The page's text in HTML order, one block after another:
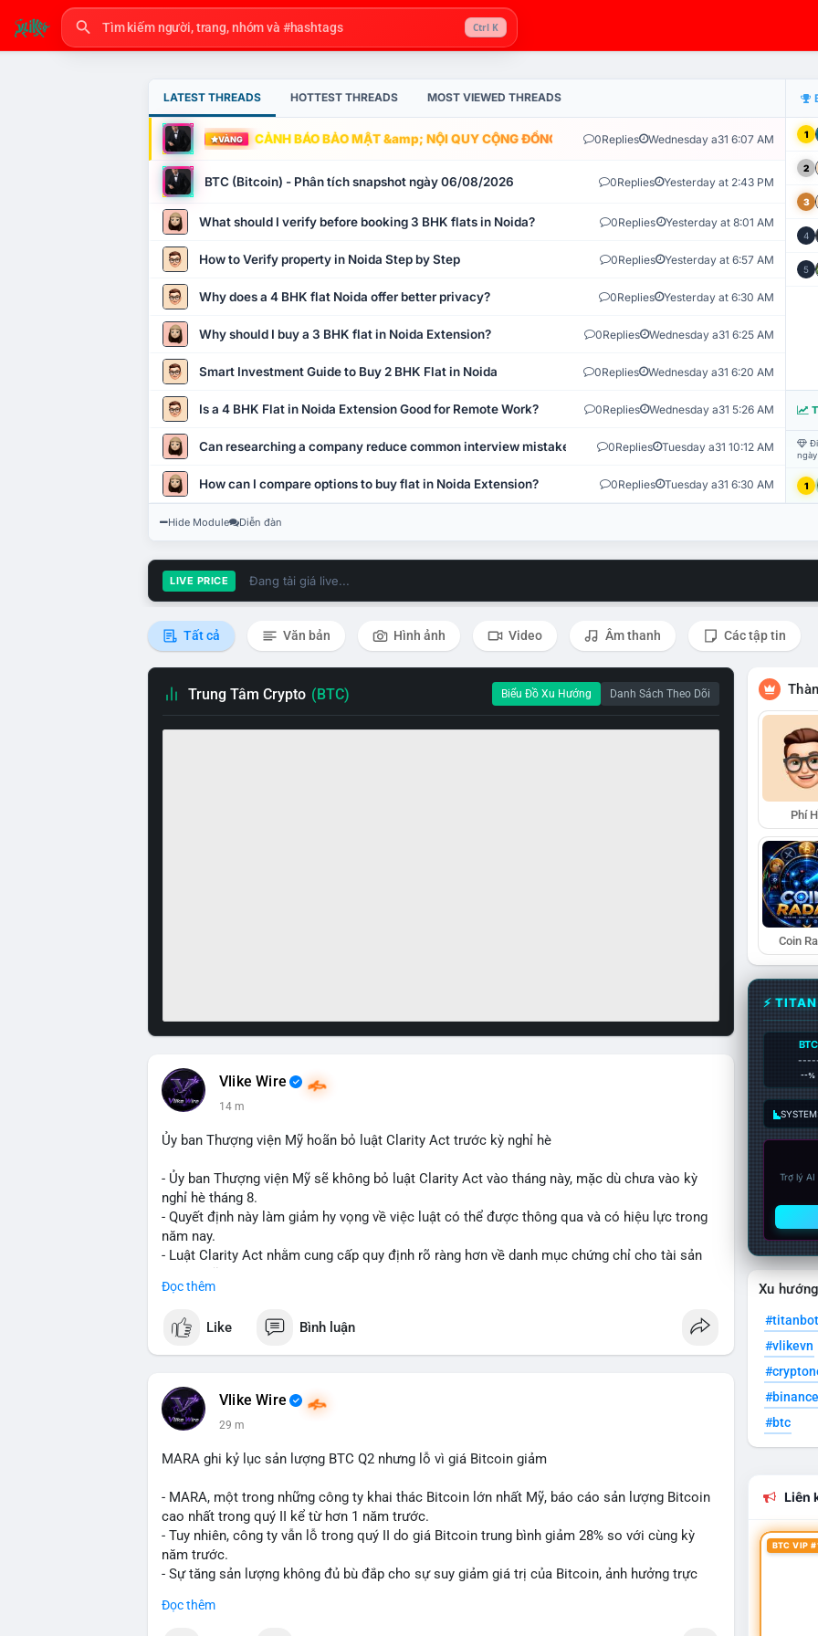
Ctrl K
LATEST THREADS HOTTEST THREADS MOST VIEWED THREADS
VÀNG CẢNH BÁO BẢO MẬT &amp; NỘI QUY CỘNG ĐỒNG VLIKE.VN: HỆ THỐNG GIÁM SÁT TỰ
0Replies Wednesday a31 6:07 AM
BTC (Bitcoin) - Phân tích snapshot ngày 06/08/2026 0Replies Yesterday at 2:43 PM
What should I verify before booking 3 BHK flats in Noida? 0Replies Yesterday at 8:01 AM
How to Verify property in Noida Step by Step 0Replies Yesterday at 6:57 AM
Why does a 4 BHK flat Noida offer better privacy? 0Replies Yesterday at 6:30 AM
Why should I buy a 3 BHK flat in Noida Extension? 0Replies Wednesday a31 6:25 AM
Smart Investment Guide to Buy 2 BHK Flat in Noida 0Replies Wednesday a31 6:20 AM
Is a 4 BHK Flat in Noida Extension Good for Remote Work? 0Replies Wednesday a31 5:26 AM
Can researching a company reduce common interview mistakes? 0Replies Tuesday a31 10:12 AM
How can I compare options to buy flat in Noida Extension? 0Replies Tuesday a31 6:30 AM
1
2
3
4
5
1
Hide Module Diễn đàn
LIVE PRICE Đang tải giá live...
Tất cả Văn bản Hình ảnh Video Âm thanh Các tập tin
Trung Tâm Crypto (BTC) Biểu Đồ Xu Hướng Danh Sách Theo Dõi
Vlike Wire
14 m
Ủy ban Thượng viện Mỹ hoãn bỏ luật Clarity Act trước kỳ nghỉ hè
- Ủy ban Thượng viện Mỹ sẽ không bỏ luật Clarity Act vào tháng này, mặc dù chưa vào kỳ
nghỉ hè tháng 8.
- Quyết định này làm giảm hy vọng về việc luật có thể được thông qua và có hiệu lực trong
năm nay.
- Luật Clarity Act nhằm cung cấp quy định rõ ràng hơn về danh mục chứng chỉ cho tài sản
- Sự trì hoãn có thể ảnh hưởng đến sự tin tưởng của nhà đầu tư và phát triển thị trường
$btc $eth
#vlikevn
📰 Nguồn: CoinDesk
Đọc thêm
Like Bình luận
Vlike Wire
29 m
MARA ghi kỷ lục sản lượng BTC Q2 nhưng lỗ vì giá Bitcoin giảm
- MARA, một trong những công ty khai thác Bitcoin lớn nhất Mỹ, báo cáo sản lượng Bitcoin
cao nhất trong quý II kể từ hơn 1 năm trước.
- Tuy nhiên, công ty vẫn lỗ trong quý II do giá Bitcoin trung bình giảm 28% so với cùng kỳ
năm trước.
- Sự tăng sản lượng không đủ bù đắp cho sự suy giảm giá trị của Bitcoin, ảnh hưởng trực
Đọc thêm
Phí
Coin
⚡
BTC
--%
Trợ lý
Xu
#titanbot
#vlikevn
#btc
Liên
BTC VIP